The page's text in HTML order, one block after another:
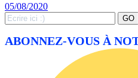
05/08/2020
Search
for:
GO
ABONNEZ-VOUS À